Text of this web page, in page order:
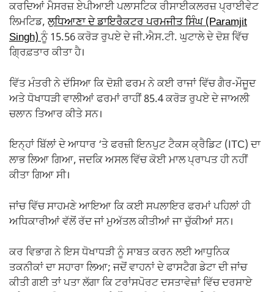
ਕਰਦਿਆਂ ਮੈਸਰਜ਼ ਏਪੀਆਈ ਪਲਾਸਟਿਕ ਰੀਸਾਈਕਲਰਜ਼ ਪ੍ਰਾਈਵੇਟ
ਲਿਮਟਿਡ,ਲੁਧਿਆਣਾ ਦੇ ਡਾਇਰੈਕਟਰ ਪਰਮਜੀਤ ਸਿੰਘ (Paramjit
Singh)ਨੂੰ 15.56 ਕਰੋੜ ਰੁਪਏ ਦੇ ਜੀ.ਐਸ.ਟੀ. ਘੁਟਾਲੇ ਦੇ ਦੋਸ਼ ਵਿੱਚ
ਗ੍ਰਿਫ਼ਤਾਰ ਕੀਤਾ ਹੈ।
ਵਿੱਤ ਮੰਤਰੀ ਨੇ ਦੱਸਿਆ ਕਿ ਦੋਸ਼ੀ ਫਰਮ ਨੇ ਕਈ ਰਾਜਾਂ ਵਿੱਚ ਗੈਰ-ਮੌਜੂਦ
ਅਤੇ ਧੋਖਾਧੜੀ ਵਾਲੀਆਂ ਫਰਮਾਂ ਰਾਹੀਂ 85.4 ਕਰੋੜ ਰੁਪਏ ਦੇ ਜਾਅਲੀ
ਚਲਾਨ ਤਿਆਰ ਕੀਤੇ ਸਨ।
ਇਨ੍ਹਾਂ ਬਿੱਲਾਂ ਦੇ ਆਧਾਰ ‘ਤੇ ਫਰਜ਼ੀ ਇਨਪੁਟ ਟੈਕਸ ਕ੍ਰੈਡਿਟ (ITC) ਦਾ
ਲਾਭ ਲਿਆ ਗਿਆ, ਜਦਕਿ ਅਸਲ ਵਿੱਚ ਕੋਈ ਮਾਲ ਪ੍ਰਾਪਤ ਹੀ ਨਹੀਂ
ਕੀਤਾ ਗਿਆ ਸੀ।
ਜਾਂਚ ਵਿੱਚ ਸਾਹਮਣੇ ਆਇਆ ਕਿ ਕਈ ਸਪਲਾਇਰ ਫਰਮਾਂ ਪਹਿਲਾਂ ਹੀ
ਅਧਿਕਾਰੀਆਂ ਵੱਲੋਂ ਰੱਦ ਜਾਂ ਮੁਅੱਤਲ ਕੀਤੀਆਂ ਜਾ ਚੁੱਕੀਆਂ ਸਨ।
ਕਰ ਵਿਭਾਗ ਨੇ ਇਸ ਧੋਖਾਧੜੀ ਨੂੰ ਸਾਬਤ ਕਰਨ ਲਈ ਆਧੁਨਿਕ
ਤਕਨੀਕਾਂ ਦਾ ਸਹਾਰਾ ਲਿਆ; ਜਦੋਂ ਵਾਹਨਾਂ ਦੇ ਫਾਸਟੈਗ ਡੇਟਾ ਦੀ ਜਾਂਚ
ਕੀਤੀ ਗਈ ਤਾਂ ਪਤਾ ਲੱਗਾ ਕਿ ਟਰਾਂਸਪੋਰਟ ਦਸਤਾਵੇਜ਼ਾਂ ਵਿੱਚ ਦਰਸਾਏ